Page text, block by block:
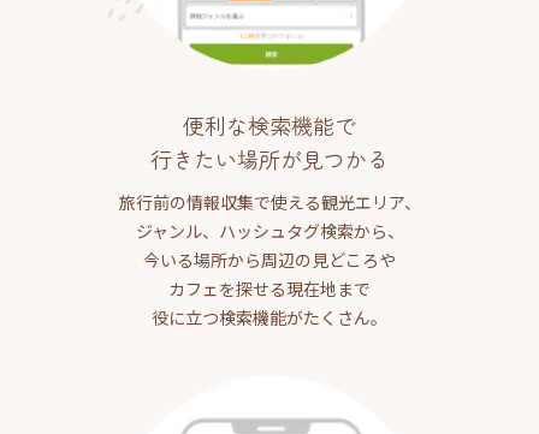
便利な検索機能で
行きたい場所が見つかる
旅行前の情報収集で使える観光エリア、
ジャンル、ハッシュタグ検索から、
今いる場所から周辺の見どころや
カフェを探せる現在地まで
役に立つ検索機能がたくさん。